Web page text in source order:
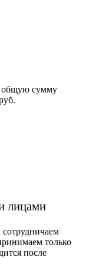
общую сумму
лицами
сотрудничаем
только
после